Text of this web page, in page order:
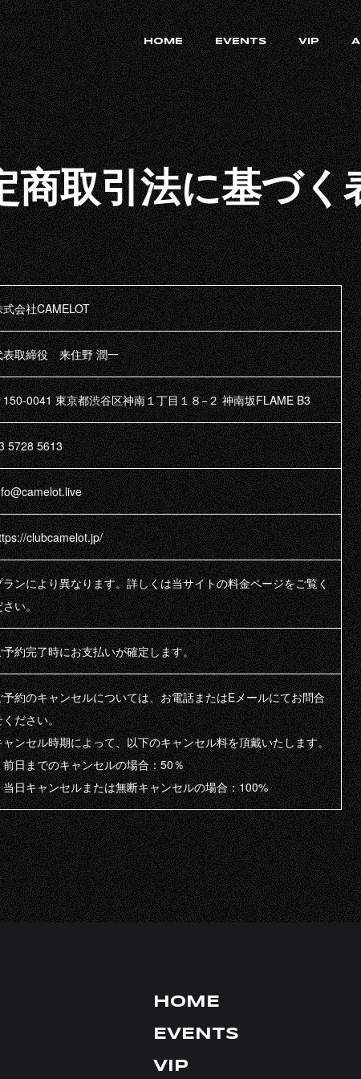
HOME EVENTS VIP
RECRUIT
HALL
FAQ
CONTACT
INSTAGRAM
TIKTOK
X
YOUTUBE
FACEBOOK
商取引法に基づく
式会社CAMELOT
表取締役 来住野 潤一
150-0041 東京都渋谷区神南１丁目１８−２ 神南坂FLAME B3
5728 5613
clubcamelot.jp/
ランにより異なります。詳しくは当サイトの料金ページをご覧く
さい。
予約完了時にお支払いが確定します。
予約のキャンセルについては、お電話またはEメールにてお問合
ください。
ャンセル時期によって、以下のキャンセル料を頂戴いたします。
前日までのキャンセルの場合：50％
当日キャンセルまたは無断キャンセルの場合：100%
HOME
EVENTS
VIP